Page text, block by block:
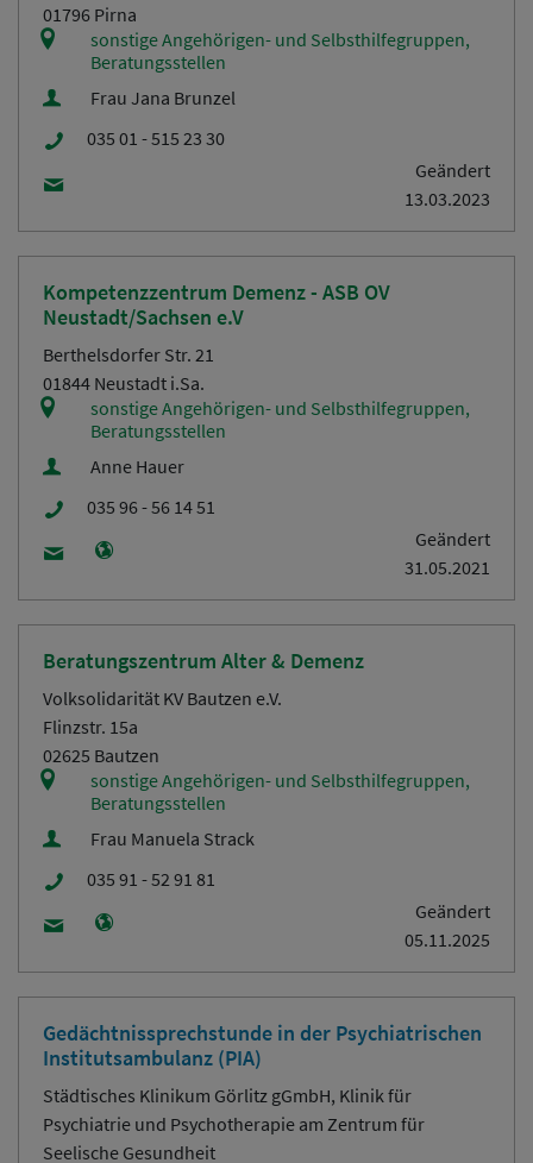
01796 Pirna
sonstige Angehörigen- und Selbsthilfegruppen,
Beratungsstellen
Frau Jana Brunzel
035 01 - 515 23 30
Geändert
13.03.2023
Kompetenzzentrum Demenz - ASB OV
Neustadt/Sachsen e.V
Berthelsdorfer Str. 21
01844 Neustadt i.Sa.
sonstige Angehörigen- und Selbsthilfegruppen,
Beratungsstellen
Anne Hauer
035 96 - 56 14 51
Geändert
31.05.2021
Beratungszentrum Alter & Demenz
Volksolidarität KV Bautzen e.V.
Flinzstr. 15a
02625 Bautzen
sonstige Angehörigen- und Selbsthilfegruppen,
Beratungsstellen
Frau Manuela Strack
035 91 - 52 91 81
Geändert
05.11.2025
Gedächtnissprechstunde in der Psychiatrischen
Institutsambulanz (PIA)
Städtisches Klinikum Görlitz gGmbH, Klinik für
Psychiatrie und Psychotherapie am Zentrum für
Seelische Gesundheit